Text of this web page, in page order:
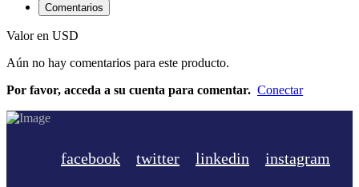
Comentarios
Valor en USD
Aún no hay comentarios para este producto.
Por favor, acceda a su cuenta para comentar. Conectar
facebook twitter linkedin instagram